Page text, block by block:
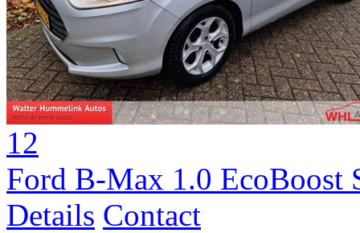
12
Ford B-Max 1.0 EcoBoost
Details Contact